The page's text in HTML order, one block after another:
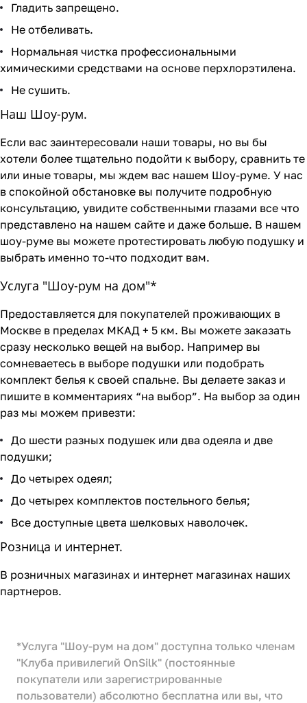
Гладить запрещено.
Не отбеливать.
Нормальная чистка профессиональными
химическими средствами на основе перхлорэтилена.
Не сушить.
Наш Шоу-рум.
Если вас заинтересовали наши товары, но вы бы
хотели более тщательно подойти к выбору, сравнить те
или иные товары, мы ждем вас нашем Шоу-руме. У нас
в спокойной обстановке вы получите подробную
консультацию, увидите собственными глазами все что
представлено на нашем сайте и даже больше. В нашем
шоу-руме вы можете протестировать любую подушку и
выбрать именно то-что подходит вам.
Услуга "Шоу-рум на дом"*
Предоставляется для покупателей проживающих в
Москве в пределах МКАД + 5 км. Вы можете заказать
сразу несколько вещей на выбор. Например вы
сомневаетесь в выборе подушки или подобрать
комплект белья к своей спальне. Вы делаете заказ и
пишите в комментариях “на выбор”. На выбор за один
раз мы можем привезти:
До шести разных подушек или два одеяла и две
подушки;
До четырех одеял;
До четырех комплектов постельного белья;
Все доступные цвета шелковых наволочек.
Розница и интернет.
В розничных магазинах и интернет магазинах наших
партнеров.
*Услуга "Шоу-рум на дом" доступна только членам
"Клуба привилегий OnSilk" (постоянные
покупатели или зарегистрированные
пользователи) абсолютно бесплатна или вы, что